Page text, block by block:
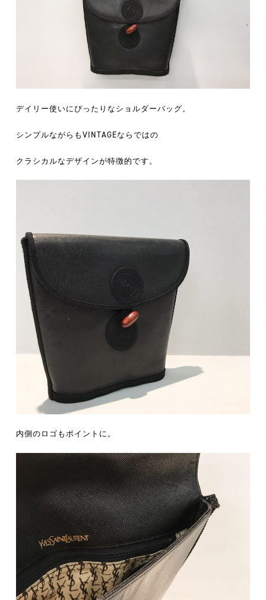
デイリー使いにぴったりなショルダーバッグ。
シンプルながらもVINTAGEならではの
クラシカルなデザインが特徴的です。
内側のロゴもポイントに。